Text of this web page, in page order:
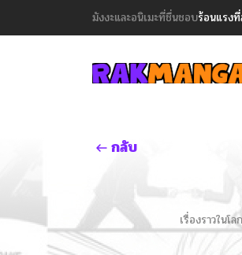
มังงะและอนิเมะที่ชื่นชอบร้อนแรง
กลับ
เรื่องราวใน